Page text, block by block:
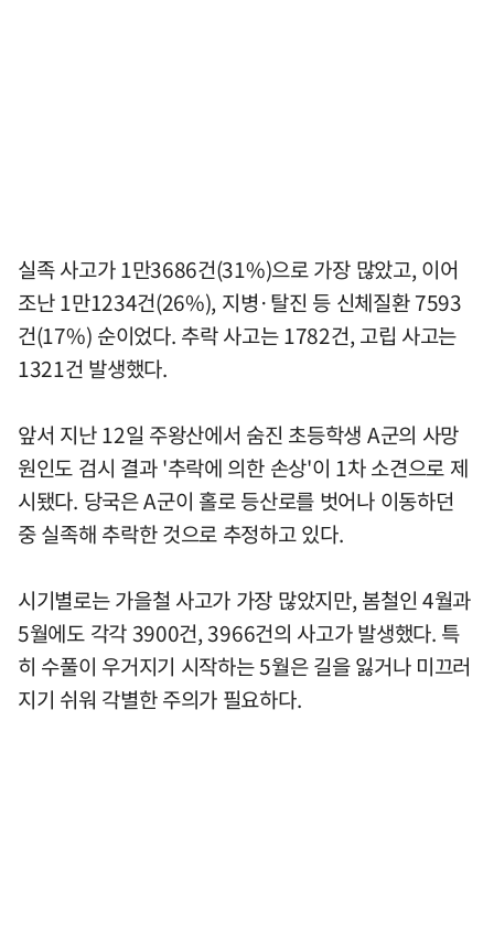
실족 사고가 1만3686건(31%)으로 가장 많았고, 이어
조난 1만1234건(26%), 지병·탈진 등 신체질환 7593
건(17%) 순이었다. 추락 사고는 1782건, 고립 사고는
1321건 발생했다.
앞서 지난 12일 주왕산에서 숨진 초등학생 A군의 사망
원인도 검시 결과 '추락에 의한 손상'이 1차 소견으로 제
시됐다. 당국은 A군이 홀로 등산로를 벗어나 이동하던
중 실족해 추락한 것으로 추정하고 있다.
시기별로는 가을철 사고가 가장 많았지만, 봄철인 4월과
5월에도 각각 3900건, 3966건의 사고가 발생했다. 특
히 수풀이 우거지기 시작하는 5월은 길을 잃거나 미끄러
지기 쉬워 각별한 주의가 필요하다.